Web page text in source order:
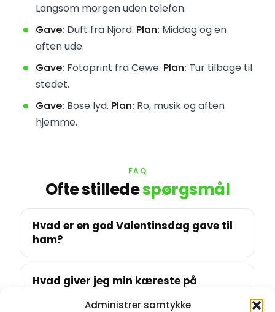
Administrer samtykke
Langsom morgen uden telefon.
Gave: Duft fra Njord. Plan: Middag og en
aften ude.
Gave: Fotoprint fra Cewe. Plan: Tur tilbage til
stedet.
Gave: Bose lyd. Plan: Ro, musik og aften
hjemme.
FAQ
Ofte stilledespørgsmål
Hvad er en god Valentinsdag gave til
ham?
Hvad giver jeg min kæreste på